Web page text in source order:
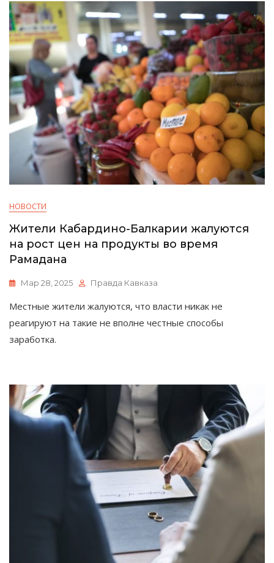
НОВОСТИ
Жители Кабардино-Балкарии жалуются
на рост цен на продукты во время
Рамадана
Мар 28, 2025 Правда Кавказа
Местные жители жалуются, что власти никак не
реагируют на такие не вполне честные способы
заработка.